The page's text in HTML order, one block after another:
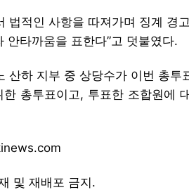
법적인 사항을 따져가며 징계 경
타까움을 표한다”고 덧붙였다.
산하 지부 중 상당수가 이번 총투
한 총투표이고, 투표한 조합원에
및 재배포 금지.